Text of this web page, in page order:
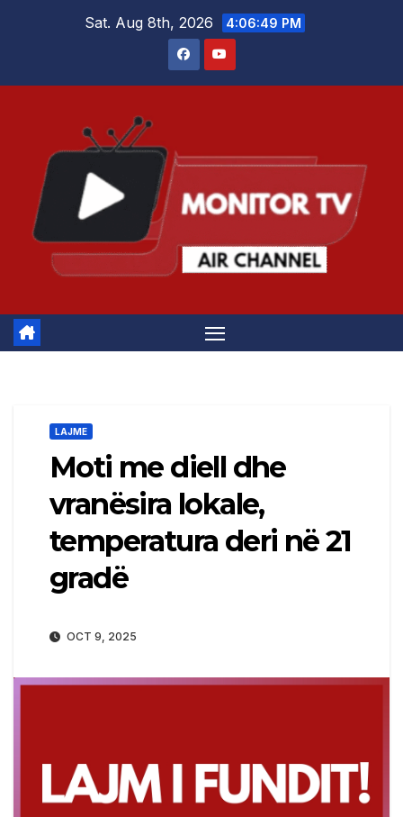
Sat. Aug 8th, 2026 4:06:49 PM
LAJME
Moti me diell dhe
vranësira lokale,
temperatura deri në 21
gradë
OCT 9, 2025